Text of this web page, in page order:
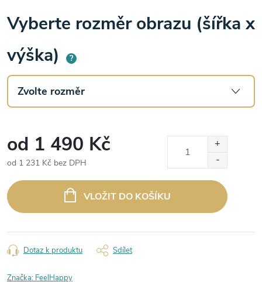
Vyberte rozměr obrazu (šířka x
výška)
?
od 1 490 Kč
od 1 231 Kč bez DPH
cena:
VLOŽIT DO KOŠÍKU
Dotaz k produktu Sdílet
Značka: FeelHappy